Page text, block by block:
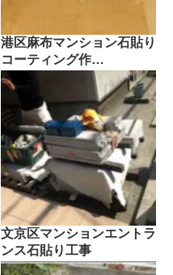
港区麻布マンション石貼り
コーティング作…
文京区マンションエントラ
ンス石貼り工事